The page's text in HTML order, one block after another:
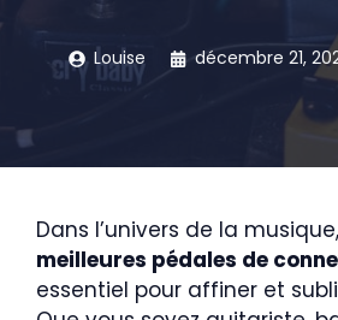
Louise décembre 21,
Dans l’univers de la
meilleures pédales de
essentiel pour affiner et